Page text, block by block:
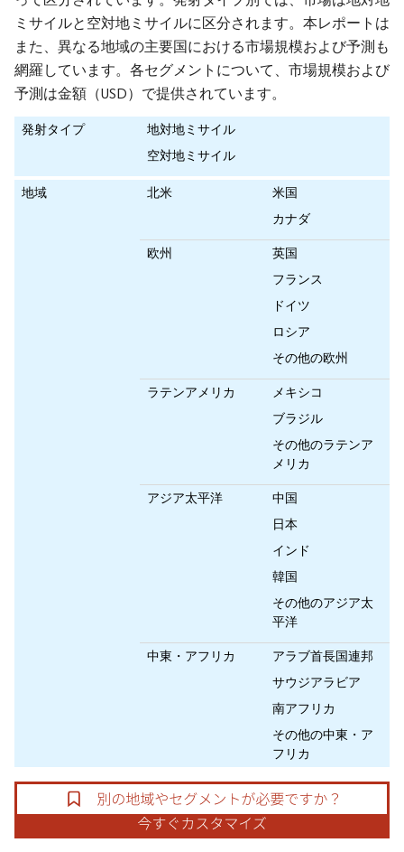
ミサイルと空対地ミサイルに区分されます。本レポートは
また、異なる地域の主要国における市場規模および予測も
網羅しています。各セグメントについて、市場規模および
予測は金額（USD）で提供されています。
発射タイプ
地対地ミサイル
空対地ミサイル
地域 北米
米国
カナダ
欧州
英国
フランス
ドイツ
ロシア
その他の欧州
ラテンアメリカ
メキシコ
ブラジル
その他のラテンア
メリカ
アジア太平洋
中国
日本
インド
韓国
その他のアジア太
平洋
中東・アフリカ
アラブ首長国連邦
サウジアラビア
南アフリカ
その他の中東・ア
フリカ